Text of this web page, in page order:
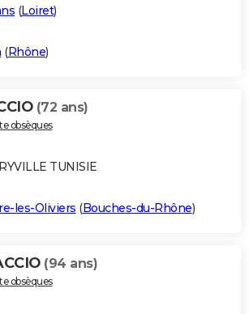
(Loiret)
(Rhône)
(72 ans)
obsèques
TUNISIE
les-Oliviers (Bouches-du-Rhône)
(94 ans)
obsèques